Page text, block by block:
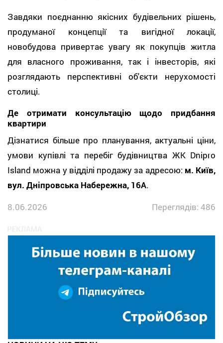
Завдяки поєднанню якісних будівельних рішень,
продуманої концепції та вигідної локації,
новобудова привертає увагу як покупців житла
для власного проживання, так і інвесторів, які
розглядають перспективні об'єкти нерухомості
столиці.
Де отримати консультацію щодо придбання
квартири
Дізнатися більше про планування, актуальні ціни,
умови купівлі та перебіг будівництва ЖК Dnipro
Island можна у відділі продажу за адресою: м. Київ,
вул. Дніпровська Набережна, 16А.
8.06.2026
Переглядів: 486